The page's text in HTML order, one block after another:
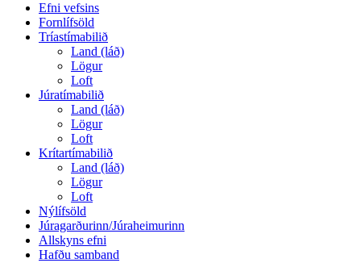
Efni vefsins
Fornlífsöld
Tríastímabilið
Land (láð)
Lögur
Loft
Júratímabilið
Land (láð)
Lögur
Loft
Krítartímabilið
Land (láð)
Lögur
Loft
Nýlífsöld
Júragarðurinn/Júraheimurinn
Allskyns efni
Hafðu samband